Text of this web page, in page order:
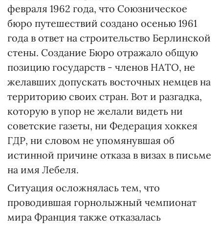
февраля 1962 года, что Союзническое
бюро путешествий создано осенью 1961
года в ответ на строительство Берлинской
стены. Создание Бюро отражало общую
позицию государств - членов НАТО, не
желавших допускать восточных немцев на
территорию своих стран. Вот и разгадка,
которую в упор не желали видеть ни
советские газеты, ни Федерация хоккея
ГДР, ни словом не упомянувшая об
истинной причине отказа в визах в письме
на имя Лебеля.
Ситуация осложнялась тем, что
проводившая горнолыжный чемпионат
мира Франция также отказалась